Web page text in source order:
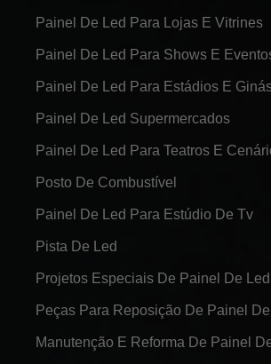
Painel De Led Para Lojas E Vitrines
Painel De Led Para Shows E
Painel De Led Para Estádios E
Painel De Led Supermercados
Painel De Led Para Teatros E
Posto De Combustível
Painel De Led Para Estúdio De Tv
Pista De Led
Projetos Especiais De Painel De Led
Peças Para Reposição De Painel
Manutenção E Reforma De Painel